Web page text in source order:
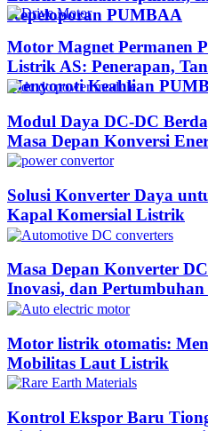
Kepeloporan PUMBAA​
Motor Magnet Permanen
Listrik AS: Penerapan,
Menyoroti Keahlian
Modul Daya DC-DC
Masa Depan Konversi
Solusi Konverter Daya
Kapal Komersial Listrik
Masa Depan Konverter
Inovasi, dan Pertumbuhan
Motor listrik otomatis:
Mobilitas Laut Listrik
Kontrol Ekspor Baru